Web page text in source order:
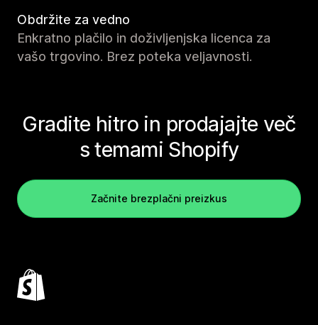
Obdržite za vedno
Enkratno plačilo in doživljenjska licenca za
vašo trgovino. Brez poteka veljavnosti.
Gradite hitro in prodajajte več
s temami Shopify
Začnite brezplačni preizkus